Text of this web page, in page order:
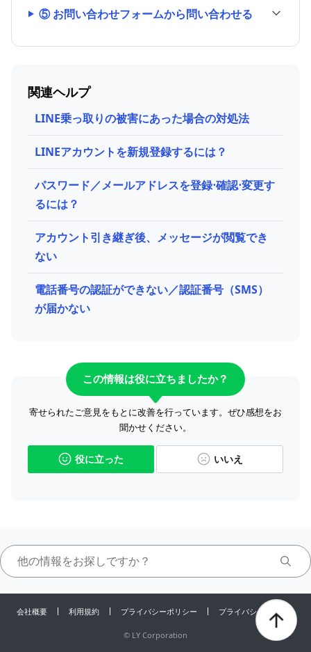
⑤ お問い合わせフォームから問い合わせる
関連ヘルプ
LINE乗っ取りの​被害に​あった​場合の​対処法
LINEアカウントを新規登録するには？
パスワード／メールアドレスを登録⋅確認⋅変更す
るには？
アカウント引き継ぎ後、メッセージが閲覧でき
ない
電話番号の認証ができない／認証番号（SMS）
が届かない
この情報は役に立ちましたか？
寄せられたご意見をもとに改善を行っています。ぜひ感想をお
聞かせください。
役に立った いいえ
会社概要 利用規約 プライバシーポリシー プライバシーセンター
© LY Corporation